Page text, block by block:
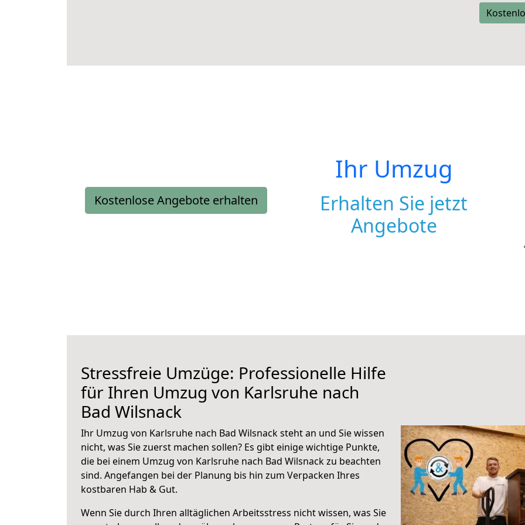
Kostenlose Angebote erhalten
Ihr Umzug
Erhalten Sie jetzt
Angebote
Stressfreie Umzüge: Professionelle Hilfe
für Ihren Umzug von Karlsruhe nach
Bad Wilsnack
Ihr Umzug von Karlsruhe nach Bad Wilsnack steht an und Sie wissen
nicht, was Sie zuerst machen sollen? Es gibt einige wichtige Punkte,
die bei einem Umzug von Karlsruhe nach Bad Wilsnack zu beachten
sind. Angefangen bei der Planung bis hin zum Verpacken Ihres
kostbaren Hab & Gut.
Wenn Sie durch Ihren alltäglichen Arbeitsstress nicht wissen, was Sie